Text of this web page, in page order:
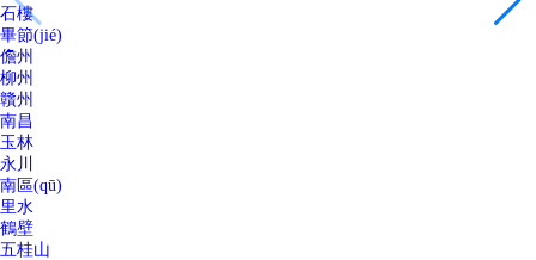
石樓
畢節(jié)
儋州
柳州
贛州
南昌
玉林
永川
南區(qū)
里水
鶴壁
五桂山